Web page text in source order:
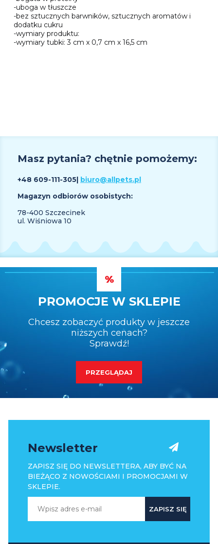
-uboga w tłuszcze
-bez sztucznych barwników, sztucznych aromatów i
dodatku cukru
-wymiary produktu:
-wymiary tubki: 3 cm x 0,7 cm x 16,5 cm
Masz pytania? chętnie pomożemy:
+48 609-111-305| biuro@allpets.pl
Magazyn odbiorów osobistych:
78-400 Szczecinek
ul. Wiśniowa 10
PROMOCJE W SKLEPIE
Chcesz zobaczyć produkty w jeszcze
niższych cenach?
Sprawdź!
PRZEGLĄDAJ
Newsletter
ZAPISZ SIĘ DO NEWSLETTERA, ABY BYĆ NA
BIEŻĄCO Z NOWOŚCIAMI I PROMOCJAMI W
SKLEPIE.
ZAPISZ SIĘ